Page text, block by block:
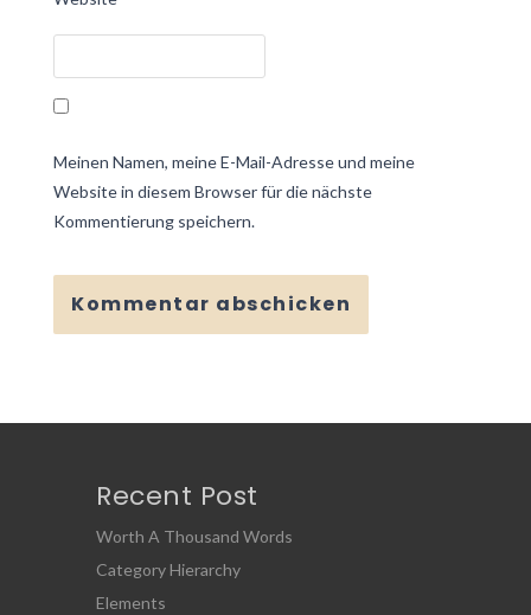
Meinen Namen, meine E-Mail-Adresse und meine
Website in diesem Browser für die nächste
Kommentierung speichern.
Recent Post
Worth A Thousand Words
Category Hierarchy
Elements